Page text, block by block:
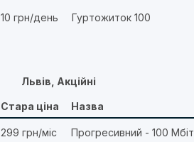
10 грн/день Гуртожиток 100
Львів, Акційні
Стара ціна Назва
299 грн/міс Прогресивний - 100 Мбіт